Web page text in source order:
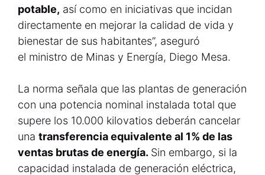
potable, así como en iniciativas que incidan
directamente en mejorar la calidad de vida y
bienestar de sus habitantes”, aseguró
el ministro de Minas y Energía, Diego Mesa.
La norma señala que las plantas de generación
con una potencia nominal instalada total que
supere los 10.000 kilovatios deberán cancelar
una transferencia equivalente al 1% de las
ventas brutas de energía. Sin embargo, si la
capacidad instalada de generación eléctrica,